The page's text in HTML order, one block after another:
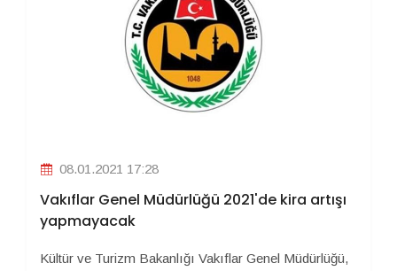
08.01.2021 17:28
Vakıflar Genel Müdürlüğü 2021'de kira artışı
yapmayacak
Kültür ve Turizm Bakanlığı Vakıflar Genel Müdürlüğü,